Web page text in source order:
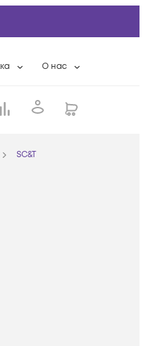
работы
О нас
Контактная
SC&T